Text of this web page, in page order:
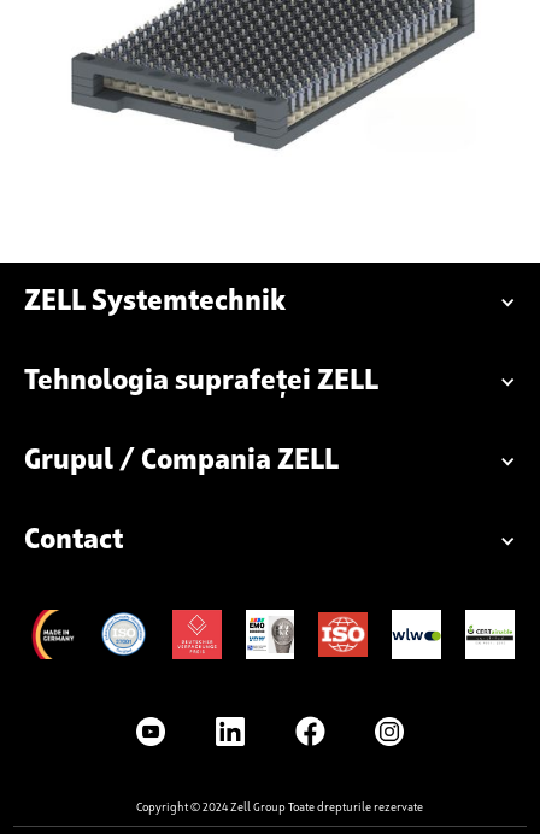
ZELL Systemtechnik
Tehnologia suprafeței ZELL
Grupul / Compania ZELL
Contact
Copyright © 2024 Zell Group Toate drepturile rezervate